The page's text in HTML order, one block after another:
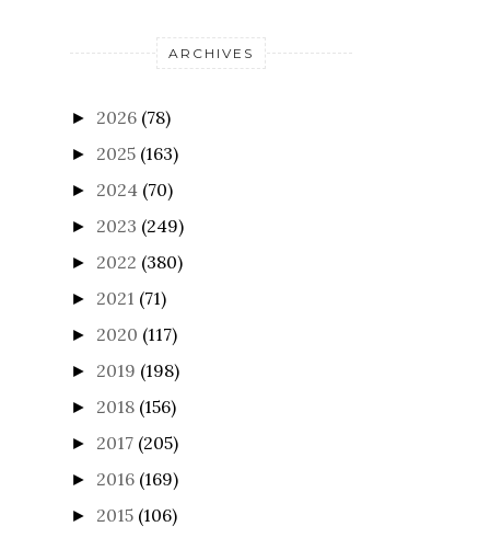
ARCHIVES
► 2026 (78)
► 2025 (163)
► 2024 (70)
► 2023 (249)
► 2022 (380)
► 2021 (71)
► 2020 (117)
► 2019 (198)
► 2018 (156)
► 2017 (205)
► 2016 (169)
► 2015 (106)